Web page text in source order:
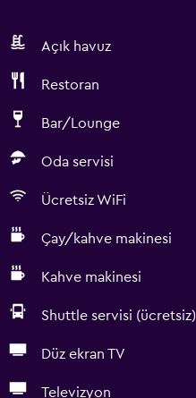
Açık havuz
Restoran
Bar/Lounge
Oda servisi
Ücretsiz WiFi
Çay/kahve makinesi
Kahve makinesi
Shuttle servisi (ücretsiz)
Düz ekran TV
Televizyon